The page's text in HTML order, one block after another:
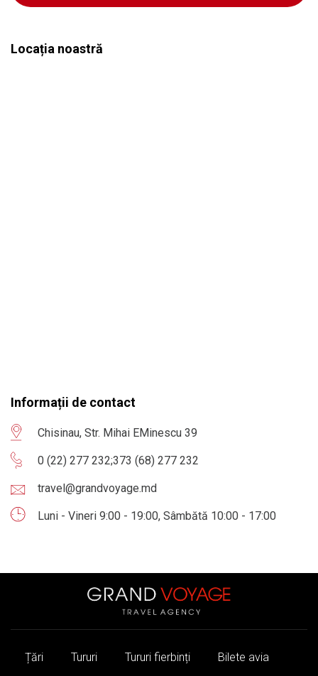
Locația noastră
Informații de contact
Chisinau, Str. Mihai EMinescu 39
0 (22) 277 232;373 (68) 277 232
travel@grandvoyage.md
Luni - Vineri 9:00 - 19:00, Sâmbătă 10:00 - 17:00
Țări Tururi Tururi fierbinți
Bilete avia